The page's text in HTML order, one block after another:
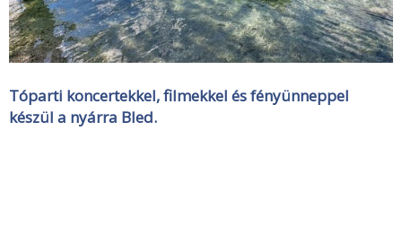
Tóparti koncertekkel, filmekkel és fényünneppel
készül a nyárra Bled.